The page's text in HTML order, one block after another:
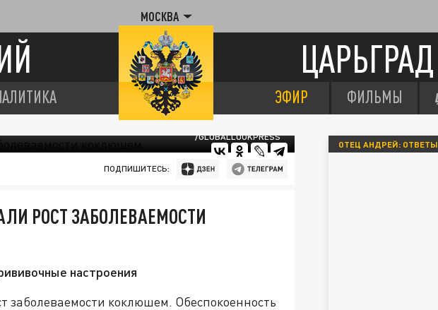
МОСКВА
ЦАРЬГРАД
ЭФИР ФИЛЬМЫ
/GLOBALLOOKPRESS
ПОДПИШИТЕСЬ:
РОСТ ЗАБОЛЕВАЕМОСТИ
настроения
заболеваемости коклюшем. Обеспокоенность
ОТЕЦ АНДРЕЙ: ОТВЕТЫ